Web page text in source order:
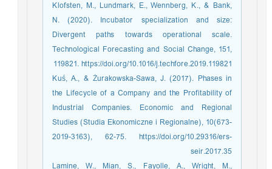
Klofsten, M., Lundmark, E., Wennberg, K., & Bank,
N. (2020). Incubator specialization and size:
Divergent paths towards operational scale.
Technological Forecasting and Social Change, 151,
119821. https://doi.org/10.1016/j.techfore.2019.119821
Kuś, A., & Żurakowska-Sawa, J. (2017). Phases in
the Lifecycle of a Company and the Profitability of
Industrial Companies. Economic and Regional
Studies (Studia Ekonomiczne i Regionalne), 10(673-
2019-3163), 62-75. https://doi.org/10.29316/ers-
seir.2017.35